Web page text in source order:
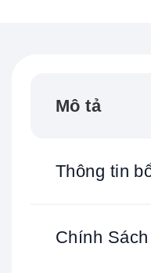
Mô tả
Thông tin
Chính